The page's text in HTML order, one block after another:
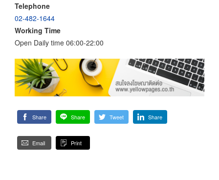
Telephone
02-482-1644
Working Time
Open Daily time 06:00-22:00
Share Share Tweet Share
Email Print